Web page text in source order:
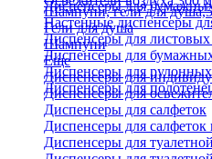
Шампуни, гели для
Гели для душа
Шампуни
Диспенсеры для
Настенные диспенсеры
Диспенсеры для листовых
Диспенсеры для
Диспенсеры для
Диспенсеры для
Еще
Диспенсеры для
Диспенсеры для
Диспенсеры для салфеток
Диспенсеры для салфеток
Диспенсеры для